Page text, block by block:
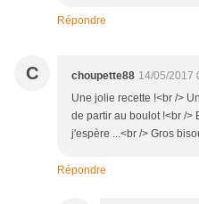
Répondre
C choupette88 14/05/2017
Une jolie recette !<br />
de partir au boulot !<br />
j'espère ...<br /> Gros
Répondre